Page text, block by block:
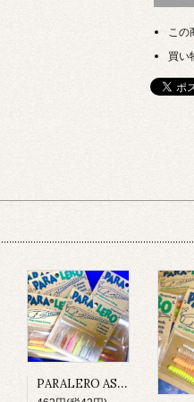
この
買い
PARALERO ASSORTPACK